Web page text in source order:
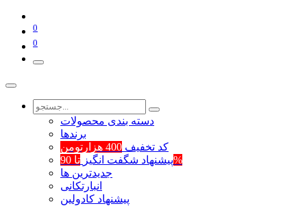
0
0
دسته بندی محصولات
برند‌ها
کد تخفیف 400 هزارتومن
پیشنهاد شگفت انگیزتا 90%
جدیدترین ها
انبارتکانی
پیشنهاد کادولین